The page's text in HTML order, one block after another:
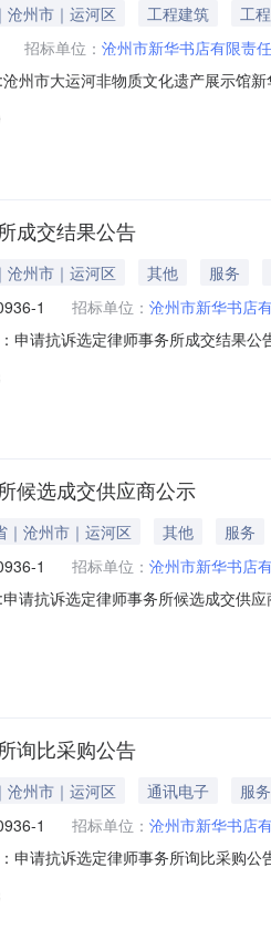
沧州市｜运河区 工程建筑
工程
招标单位： 沧州市新华书店有限责
州市大运河非物质文化遗产展示馆
成交结果公告
沧州市｜运河区 其他
服务
1 招标单位： 沧州市新华书店
申请抗诉选定律师事务所成交结果公
候选成交供应商公示
｜沧州市｜运河区 其他
服务
1 招标单位： 沧州市新华书店
请抗诉选定律师事务所候选成交供
询比采购公告
沧州市｜运河区 通讯电子
服务
1 招标单位： 沧州市新华书店
申请抗诉选定律师事务所询比采购公